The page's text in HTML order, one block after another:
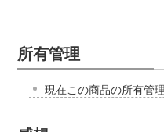
所有管理
現在この商品の所有管